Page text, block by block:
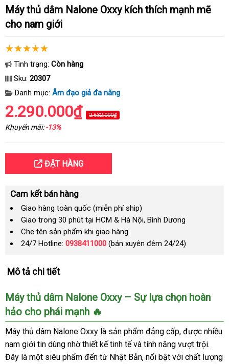
Máy thủ dâm Nalone Oxxy kích thích mạnh mẽ
cho nam giới
Tình trạng: Còn hàng
Sku: 20307
Danh mục: Âm đạo giả đa năng
2.290.000₫ 2.632.000₫
Khuyến mãi:-13%
ĐẶT HÀNG
Cam kết bán hàng
Giao hàng toàn quốc (miễn phí ship)
Giao trong 30 phút tại HCM & Hà Nội, Bình Dương
Che tên sản phẩm khi giao hàng
24/7 Hotline: 0938411000 (bán xuyên đêm 24/24)
Mô tả chi tiết
Máy thủ dâm Nalone Oxxy – Sự lựa chọn hoàn
hảo cho phái mạnh 🔥
Máy thủ dâm Nalone Oxxy là sản phẩm đẳng cấp, được nhiều
nam giới tin dùng nhờ thiết kế tinh tế và tính năng vượt trội.
Đây là một siêu phẩm đến từ Nhật Bản, nổi bật với chất lượng